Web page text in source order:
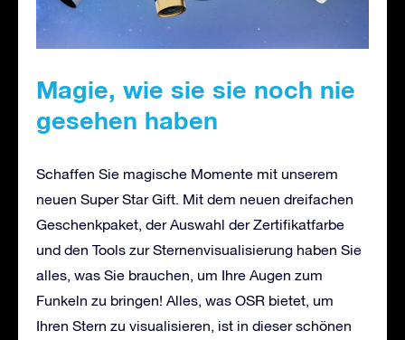
Magie, wie sie sie noch nie
gesehen haben
Schaffen Sie magische Momente mit unserem
neuen Super Star Gift. Mit dem neuen dreifachen
Geschenkpaket, der Auswahl der Zertifikatfarbe
und den Tools zur Sternenvisualisierung haben Sie
alles, was Sie brauchen, um Ihre Augen zum
Funkeln zu bringen! Alles, was OSR bietet, um
Ihren Stern zu visualisieren, ist in dieser schönen